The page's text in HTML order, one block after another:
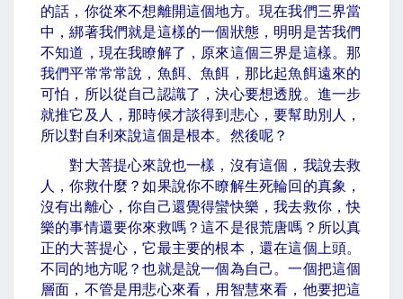
的話，你從來不想離開這個地方。現在我們三界當
中，綁著我們就是這樣的一個狀態，明明是苦我們
不知道，現在我瞭解了，原來這個三界是這樣。那
我們平常常常說，魚餌、魚餌，那比起魚餌遠來的
可怕，所以從自己認識了，決心要想透脫。進一步
就推它及人，那時候才談得到悲心，要幫助別人，
所以對自利來說這個是根本。然後呢？
對大菩提心來說也一樣，沒有這個，我說去救
人，你救什麼？如果說你不瞭解生死輪回的真象，
沒有出離心，你自己還覺得蠻快樂，我去救你，快
樂的事情還要你來救嗎？這不是很荒唐嗎？所以真
正的大菩提心，它最主要的根本，還在這個上頭。
不同的地方呢？也就是說一個為自己。一個把這個
層面，不管是用悲心來看，用智慧來看，他要把這